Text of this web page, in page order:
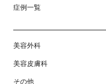
症例⼀覧
美容外科
美容⽪膚科
その他